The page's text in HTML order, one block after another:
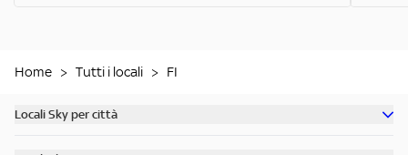
Home > Tutti i locali > FI
Locali Sky per città